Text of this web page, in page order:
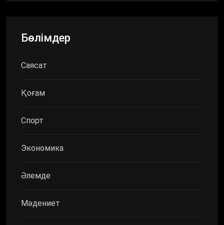
Бөлімдер
Саясат
Қоғам
Спорт
Экономика
Әлемде
Мәдениет